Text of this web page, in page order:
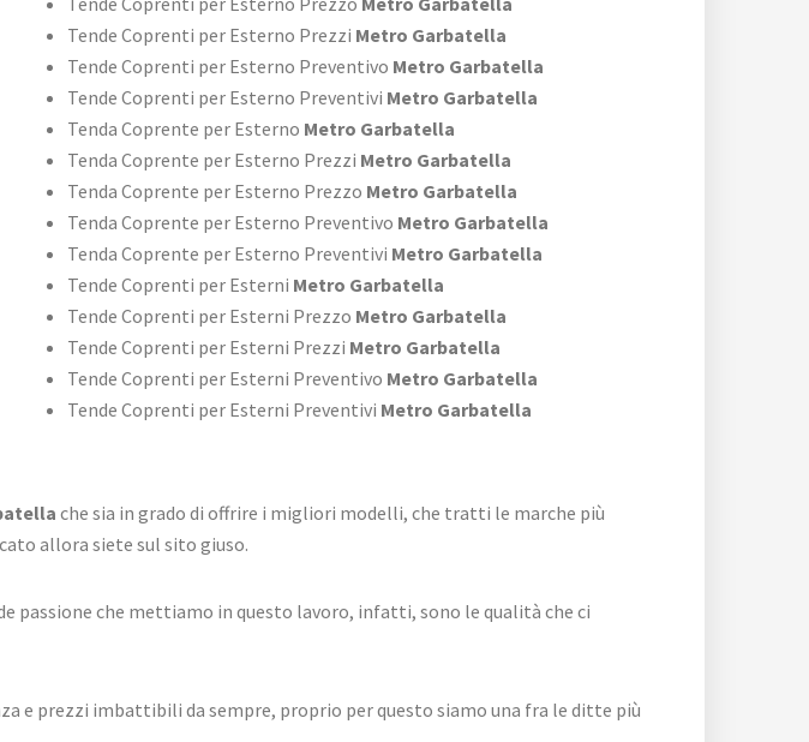
Tende Coprenti per Esterno Prezzi Metro Garbatella
Tende Coprenti per Esterno Preventivo Metro Garbatella
Tende Coprenti per Esterno Preventivi Metro Garbatella
Tenda Coprente per Esterno Metro Garbatella
Tenda Coprente per Esterno Prezzi Metro Garbatella
Tenda Coprente per Esterno Prezzo Metro Garbatella
Tenda Coprente per Esterno Preventivo Metro Garbatella
Tenda Coprente per Esterno Preventivi Metro Garbatella
Tende Coprenti per Esterni Metro Garbatella
Tende Coprenti per Esterni Prezzo Metro Garbatella
Tende Coprenti per Esterni Prezzi Metro Garbatella
Tende Coprenti per Esterni Preventivo Metro Garbatella
Tende Coprenti per Esterni Preventivi Metro Garbatella
che sia in grado di offrire i migliori modelli, che tratti le marche più
allora siete sul sito giuso.
passione che mettiamo in questo lavoro, infatti, sono le qualità che ci
e prezzi imbattibili da sempre, proprio per questo siamo una fra le ditte più